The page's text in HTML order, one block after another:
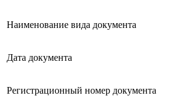
Наименование вида документа
Дата документа
Регистрационный номер документа